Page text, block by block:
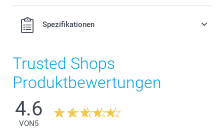
Spezifikationen
Trusted Shops
Produktbewertungen
4.6
VON5